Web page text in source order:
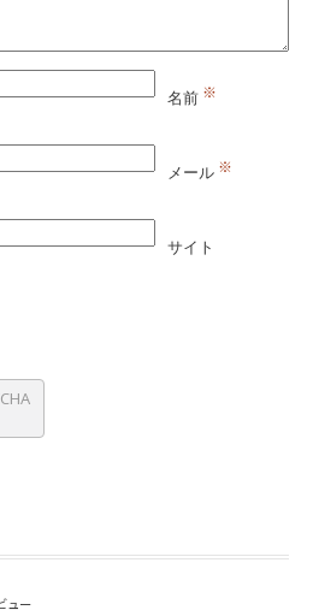
名前 ※
メール ※
サイト
ュー